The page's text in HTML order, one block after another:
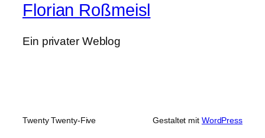
Florian Roßmeisl
Ein privater Weblog
Twenty Twenty-Five Gestaltet mit WordPress